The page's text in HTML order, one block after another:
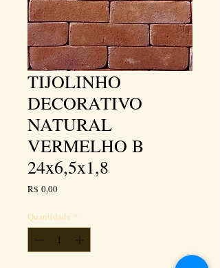
TIJOLINHO
DECORATIVO
NATURAL
VERMELHO B
24x6,5x1,8
R$ 0,00Preço
Quantidade *